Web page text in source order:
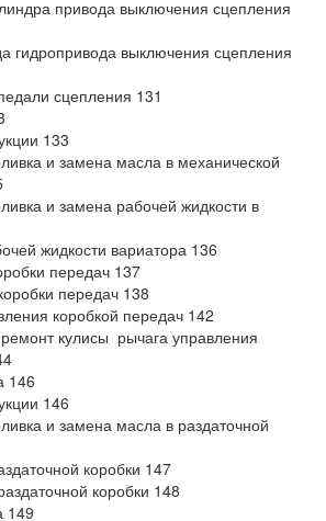
привода выключения сцепления
гидропривода выключения сцепления
сцепления 131
133
и замена масла в механической
и замена рабочей жидкости в
жидкости вариатора 136
передач 137
передач 138
коробкой передач 142
кулисы рычага управления
146
146
и замена масла в раздаточной
коробки 147
коробки 148
149